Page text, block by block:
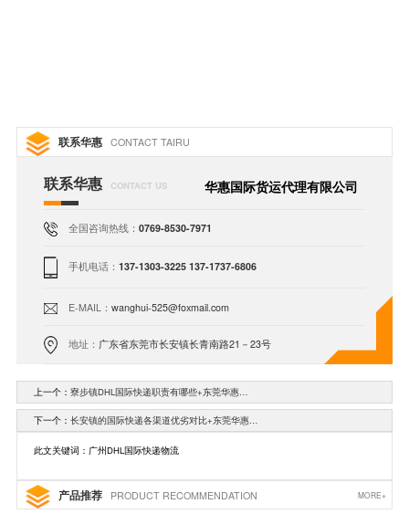
联系华惠 CONTACT TAIRU
联系华惠 CONTACT US 华惠国际货运代理有限公司
全国咨询热线：0769-8530-7971
手机电话：137-1303-3225 137-1737-6806
E-MAIL：wanghui-525@foxmail.com
地址： 广东省东莞市长安镇长青南路21－23号
上一个： 寮步镇DHL国际快递职责有哪些+东莞华惠…
下一个： 长安镇的国际快递各渠道优劣对比+东莞华惠…
此文关键词：广州DHL国际快递物流
产品推荐 PRODUCT RECOMMENDATION MORE+